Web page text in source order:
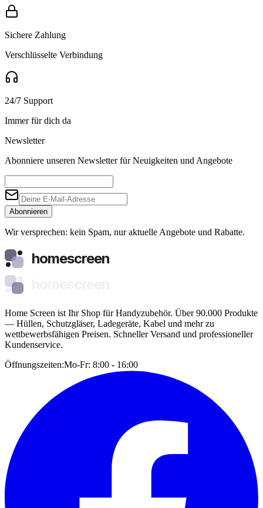
Sichere Zahlung
Verschlüsselte Verbindung
24/7 Support
Immer für dich da
Newsletter
Abonniere unseren Newsletter für Neuigkeiten und Angebote
Abonnieren
Wir versprechen: kein Spam, nur aktuelle Angebote und Rabatte.
homescreen
Home Screen ist Ihr Shop für Handyzubehör. Über 90.000 Produkte
— Hüllen, Schutzgläser, Ladegeräte, Kabel und mehr zu
wettbewerbsfähigen Preisen. Schneller Versand und professioneller
Kundenservice.
Öffnungszeiten:Mo-Fr: 8:00 - 16:00